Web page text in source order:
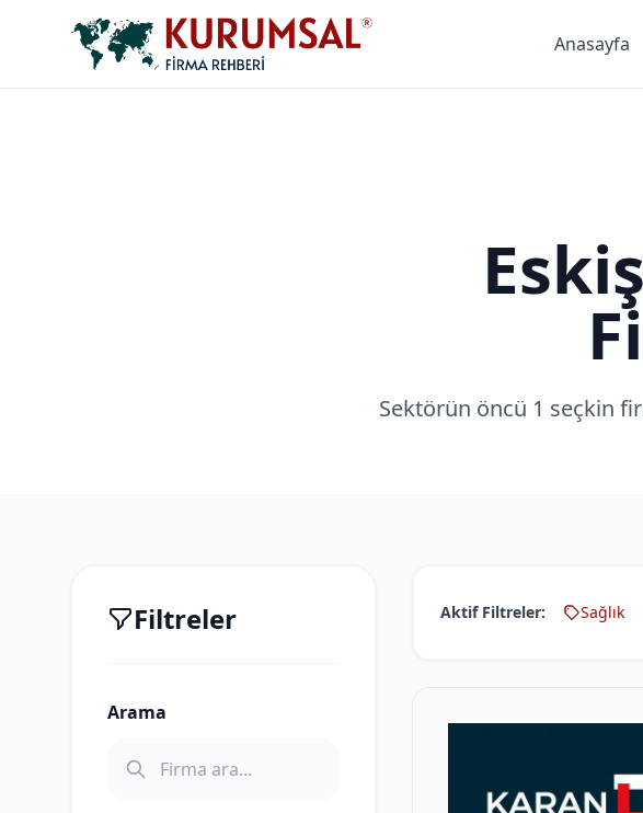
Anasayfa
Sektörün öncü 1 seçkin
Filtreler
Arama
Aktif Filtreler: Sağlık